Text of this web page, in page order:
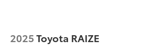
2025Toyota RAIZE